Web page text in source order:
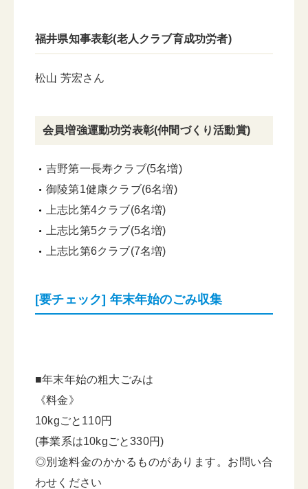
福井県知事表彰(老人クラブ育成功労者)
松山 芳宏さん
会員増強運動功労表彰(仲間づくり活動賞)
吉野第一長寿クラブ(5名増)
御陵第1健康クラブ(6名増)
上志比第4クラブ(6名増)
上志比第5クラブ(5名増)
上志比第6クラブ(7名増)
[要チェック] 年末年始のごみ収集
■年末年始の粗大ごみは
《料金》
10kgごと110円
(事業系は10kgごと330円)
◎別途料金のかかるものがあります。お問い合
わせください